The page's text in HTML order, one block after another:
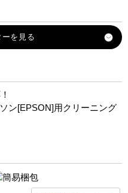
ン[EPSON]用クリーニング